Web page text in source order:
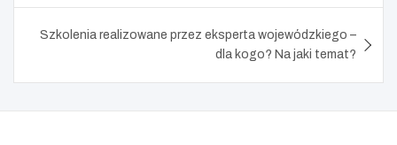
Szkolenia realizowane przez eksperta wojewódzkiego –
dla kogo? Na jaki temat?